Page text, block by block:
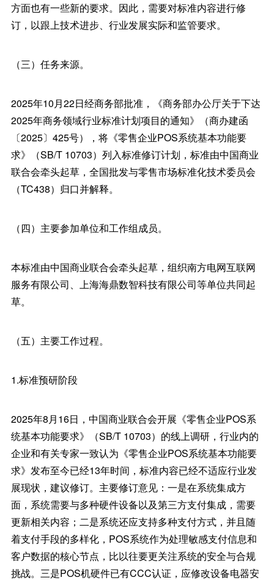
方面也有一些新的要求。因此，需要对标准内容进行修
订，以跟上技术进步、行业发展实际和监管要求。
（三）任务来源。
2025年10月22日经商务部批准，《商务部办公厅关于下达
2025年商务领域行业标准计划项目的通知》（商办建函
〔2025〕425号），将《零售企业POS系统基本功能要
求》（SB/T 10703）列入标准修订计划，标准由中国商业
联合会牵头起草，全国批发与零售市场标准化技术委员会
（TC438）归口并解释。
（四）主要参加单位和工作组成员。
本标准由中国商业联合会牵头起草，组织南方电网互联网
服务有限公司、上海海鼎数智科技有限公司等单位共同起
草。
（五）主要工作过程。
1.标准预研阶段
2025年8月16日，中国商业联合会开展《零售企业POS系
统基本功能要求》（SB/T 10703）的线上调研，行业内的
企业和有关专家一致认为《零售企业POS系统基本功能要
求》发布至今已经13年时间，标准内容已经不适应行业发
展现状，建议修订。主要修订意见：一是在系统集成方
面，系统需要与多种硬件设备以及第三方支付集成，需要
更新相关内容；二是系统还应支持多种支付方式，并且随
着支付手段的多样化，POS系统作为处理敏感支付信息和
客户数据的核心节点，比以往要更关注系统的安全与合规
挑战。三是POS机硬件已有CCC认证，应修改设备电器安